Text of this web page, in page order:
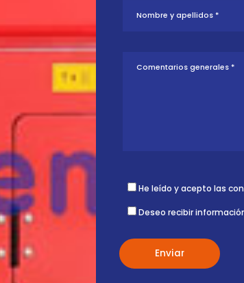
He leído y acepto las
Deseo recibir